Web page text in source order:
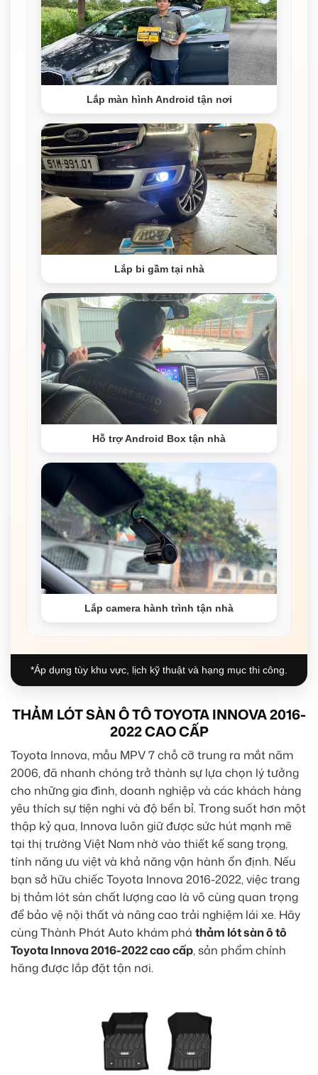
Lắp màn hình Android tận nơi
Lắp bi gầm tại nhà
Hỗ trợ Android Box tận nhà
Lắp camera hành trình tận nhà
*Áp dụng tùy khu vực, lịch kỹ thuật và hạng mục thi công.
THẢM LÓT SÀN Ô TÔ TOYOTA INNOVA 2016-
2022 CAO CẤP
Toyota Innova, mẫu MPV 7 chỗ cỡ trung ra mắt năm
2006, đã nhanh chóng trở thành sự lựa chọn lý tưởng
cho những gia đình, doanh nghiệp và các khách hàng
yêu thích sự tiện nghi và độ bền bỉ. Trong suốt hơn một
thập kỷ qua, Innova luôn giữ được sức hút mạnh mẽ
tại thị trường Việt Nam nhờ vào thiết kế sang trọng,
tính năng ưu việt và khả năng vận hành ổn định. Nếu
bạn sở hữu chiếc Toyota Innova 2016-2022, việc trang
bị thảm lót sàn chất lượng cao là vô cùng quan trọng
để bảo vệ nội thất và nâng cao trải nghiệm lái xe. Hãy
cùng Thành Phát Auto khám phá thảm lót sàn ô tô
Toyota Innova 2016-2022 cao cấp, sản phẩm chính
hãng được lắp đặt tận nơi.